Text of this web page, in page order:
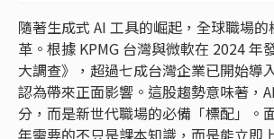
隨著生成式 AI 工具的崛起，全球職場
革。根據 KPMG 台灣與微軟在 2024 年
大調查》，超過七成台灣企業已開始導
認為帶來正面影響。這股趨勢意味著，
分，而是新世代職場的必備「標配」。
年需要的不只是課本知識，而是能立即